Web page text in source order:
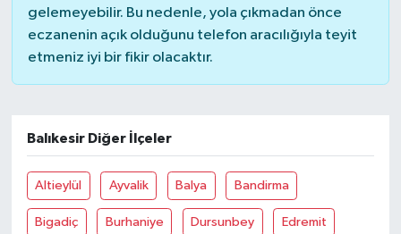
gelemeyebilir. Bu nedenle, yola çıkmadan önce
eczanenin açık olduğunu telefon aracılığıyla teyit
etmeniz iyi bir fikir olacaktır.
Balıkesir Diğer İlçeler
Altieylül Ayvalik Balya Bandirma
Bigadiç Burhaniye Dursunbey Edremit